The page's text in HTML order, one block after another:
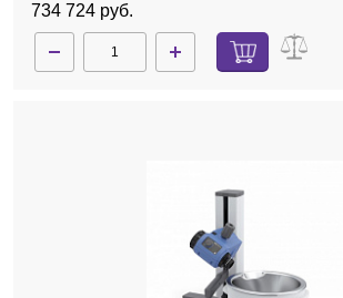
734 724 руб.